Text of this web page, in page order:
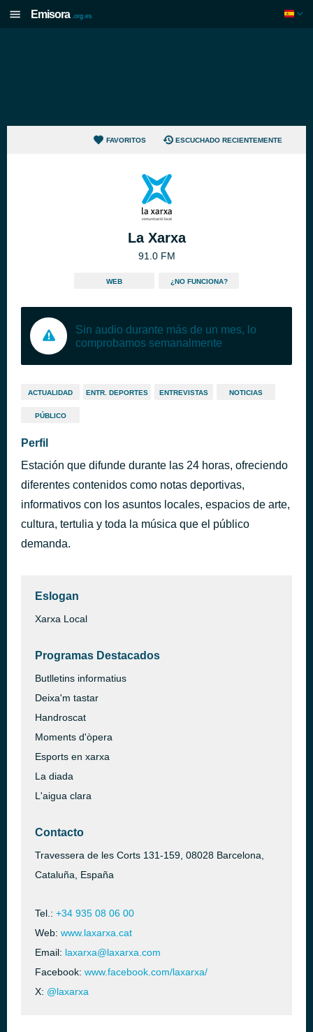
Emisora .org.es
FAVORITOS ESCUCHADO RECIENTEMENTE
La Xarxa
91.0 FM
WEB ¿NO FUNCIONA?
Sin audio durante más de un mes, lo
comprobamos semanalmente
ACTUALIDAD ENTR. DEPORTES ENTREVISTAS NOTICIAS
PÚBLICO
Perfil
Estación que difunde durante las 24 horas, ofreciendo
diferentes contenidos como notas deportivas,
informativos con los asuntos locales, espacios de arte,
cultura, tertulia y toda la música que el público
demanda.
Eslogan
Xarxa Local
Programas Destacados
Butlletins informatius
Deixa'm tastar
Handroscat
Moments d'òpera
Esports en xarxa
La diada
L'aigua clara
Contacto
Travessera de les Corts 131-159, 08028 Barcelona,
Cataluña, España
Tel.: +34 935 08 06 00
Web: www.laxarxa.cat
Email: laxarxa@laxarxa.com
Facebook: www.facebook.com/laxarxa/
X: @laxarxa